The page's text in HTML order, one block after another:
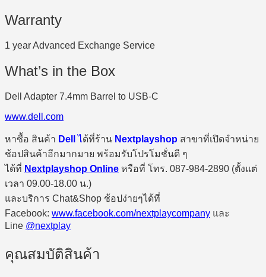
Warranty
1 year Advanced Exchange Service
What’s in the Box
Dell Adapter 7.4mm Barrel to USB-C
www.dell.com
หาซื้อ สินค้า Dell ได้ที่ร้าน Nextplayshop สาขาที่เปิดจำหน่าย
ช้อปสินค้าอีกมากมาย พร้อมรับโปรโมชั่นดี ๆ
ได้ที่ Nextplayshop Online หรือที่ โทร. 087-984-2890 (ตั้งแต่
เวลา 09.00-18.00 น.)
และบริการ Chat&Shop ช้อปง่ายๆได้ที่
Facebook: www.facebook.com/nextplaycompany และ
Line @nextplay
คุณสมบัติสินค้า